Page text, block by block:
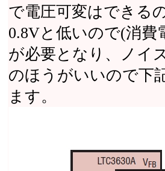
で電圧可変はできる
0.8Vと低いので(消
が必要となり、ノイ
のほうがいいので下
ます。